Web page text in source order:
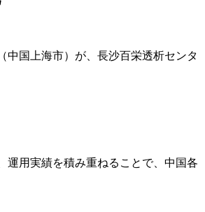
中国上海市）が、長沙百栄透析センタ
運用実績を積み重ねることで、中国各